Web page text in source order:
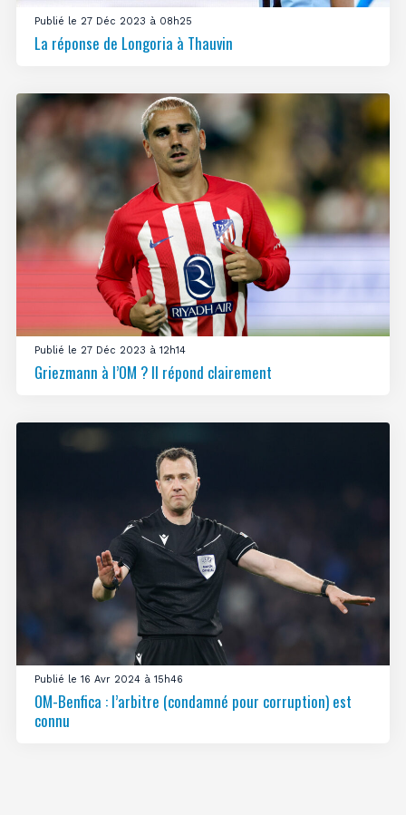
Publié le 27 Déc 2023 à 08h25
La réponse de Longoria à Thauvin
Publié le 27 Déc 2023 à 12h14
Griezmann à l’OM ? Il répond clairement
Publié le 16 Avr 2024 à 15h46
OM-Benfica : l’arbitre (condamné pour corruption) est
connu